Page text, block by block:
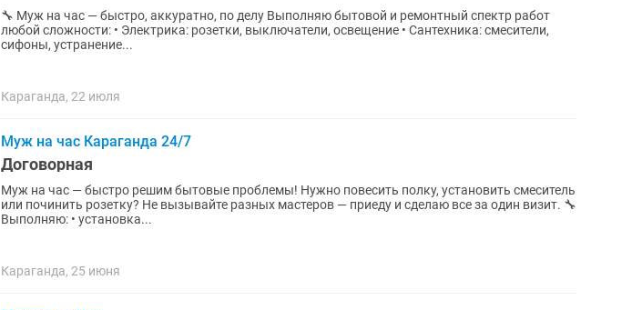
🔧 Муж на час — быстро, аккуратно, по делу Выполняю бытовой и ремонтный спектр работ
любой сложности: • Электрика: розетки, выключатели, освещение • Сантехника: смесители,
сифоны, устранение...
Караганда, 22 июля
Муж на час Караганда 24/7
Договорная
Муж на час — быстро решим бытовые проблемы! Нужно повесить полку, установить смеситель
или починить розетку? Не вызывайте разных мастеров — приеду и сделаю все за один визит. 🔧
Выполняю: • установка...
Караганда, 25 июня